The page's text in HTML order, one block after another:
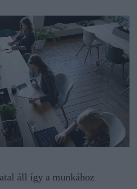
áll így a munkához